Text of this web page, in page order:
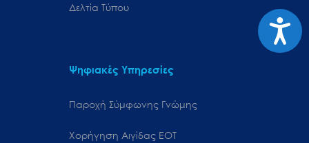
Δελτία Τύπου
Ψηφιακές Υπηρεσίες
Παροχή Σύμφωνης Γνώμης
Χορήγηση Αιγίδας ΕΟΤ